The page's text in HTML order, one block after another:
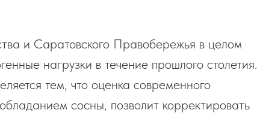
и Саратовского Правобережья в целом
нагрузки в течение прошлого столетия.
тем, что оценка современного
сосны, позволит корректировать